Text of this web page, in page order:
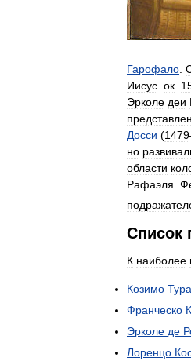
Гарофало
Иисус ок
Эрколе деи
Досси (1479
но
области
Рафаэля
Список
К наиболее
Козимо Тура
Франческо
Эрколе де
Лоренцо